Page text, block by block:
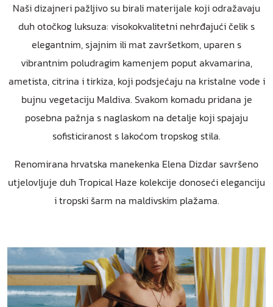
Naši dizajneri pažljivo su birali materijale koji odražavaju
duh otočkog luksuza: visokokvalitetni nehrđajući čelik s
elegantnim, sjajnim ili mat završetkom, uparen s
vibrantnim poludragim kamenjem poput akvamarina,
ametista, citrina i tirkiza, koji podsjećaju na kristalne vode i
bujnu vegetaciju Maldiva. Svakom komadu pridana je
posebna pažnja s naglaskom na detalje koji spajaju
sofisticiranost s lakoćom tropskog stila.
Renomirana hrvatska manekenka Elena Dizdar savršeno
utjelovljuje duh Tropical Haze kolekcije donoseći eleganciju
i tropski šarm na maldivskim plažama.